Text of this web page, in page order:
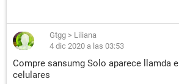
Gtgg > Liliana
4 dic 2020 a las 03:53
Compre sansumg Solo aparece llamda
celulares